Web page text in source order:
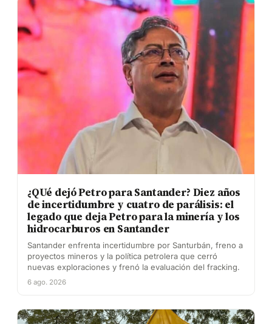
¿QUé dejó Petro para Santander? Diez años
de incertidumbre y cuatro de parálisis: el
legado que deja Petro para la minería y los
hidrocarburos en Santander
Santander enfrenta incertidumbre por Santurbán, freno a
proyectos mineros y la política petrolera que cerró
nuevas exploraciones y frenó la evaluación del fracking.
6 ago. 2026